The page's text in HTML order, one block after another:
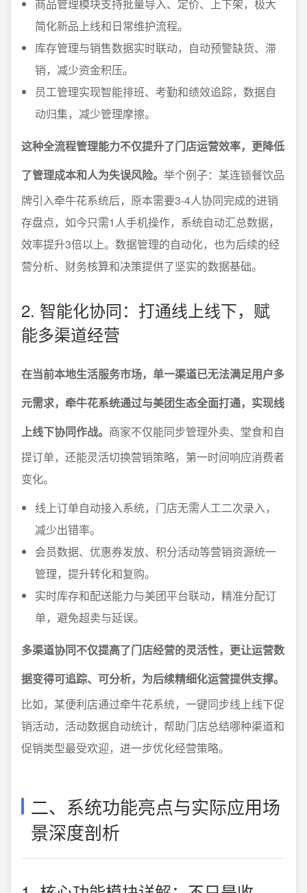
商品管理模块支持批量导入、定价、上下架，极大
简化新品上线和日常维护流程。
库存管理与销售数据实时联动，自动预警缺货、滞
销，减少资金积压。
员工管理实现智能排班、考勤和绩效追踪，数据自
动归集，减少管理摩擦。
这种全流程管理能力不仅提升了门店运营效率，更降低
了管理成本和人为失误风险。 举个例子：某连锁餐饮品
牌引入牵牛花系统后，原本需要3-4人协同完成的进销
存盘点，如今只需1人手机操作，系统自动汇总数据，
效率提升3倍以上。数据管理的自动化，也为后续的经
营分析、财务核算和决策提供了坚实的数据基础。
2. 智能化协同：打通线上线下，赋
能多渠道经营
在当前本地生活服务市场，单一渠道已无法满足用户多
元需求，牵牛花系统通过与美团生态全面打通，实现线
上线下协同作战。 商家不仅能同步管理外卖、堂食和自
提订单，还能灵活切换营销策略，第一时间响应消费者
变化。
线上订单自动接入系统，门店无需人工二次录入，
减少出错率。
会员数据、优惠券发放、积分活动等营销资源统一
管理，提升转化和复购。
实时库存和配送能力与美团平台联动，精准分配订
单，避免超卖与延误。
多渠道协同不仅提高了门店经营的灵活性，更让运营数
据变得可追踪、可分析，为后续精细化运营提供支撑。
比如，某便利店通过牵牛花系统，一键同步线上线下促
销活动，活动数据自动统计，帮助门店总结哪种渠道和
促销类型最受欢迎，进一步优化经营策略。
二、系统功能亮点与实际应用场
景深度剖析